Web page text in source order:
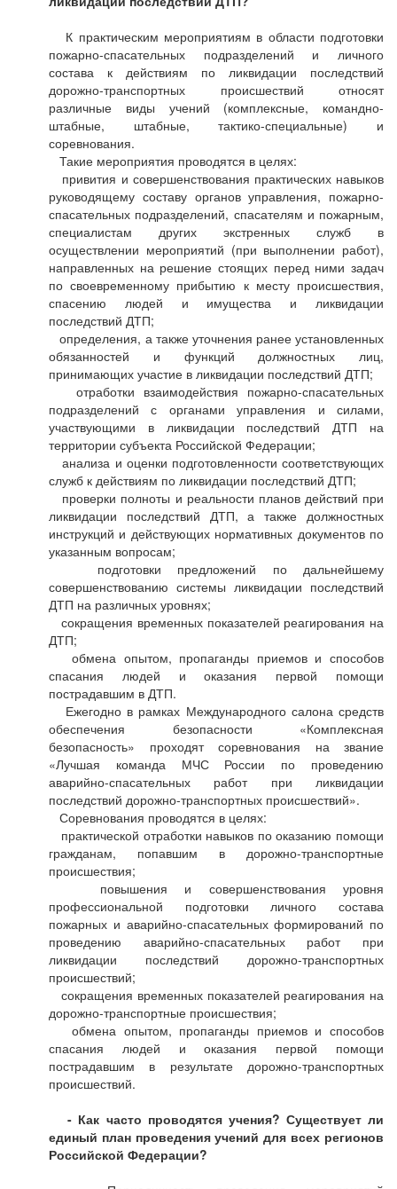
К практическим мероприятиям в области подготовки
пожарно-спасательных подразделений и личного
состава к действиям по ликвидации последствий
дорожно-транспортных происшествий относят
различные виды учений (комплексные, командно-
штабные, штабные, тактико-специальные) и
соревнования.
Такие мероприятия проводятся в целях:
привития и совершенствования практических навыков
руководящему составу органов управления, пожарно-
спасательных подразделений, спасателям и пожарным,
специалистам других экстренных служб в
осуществлении мероприятий (при выполнении работ),
направленных на решение стоящих перед ними задач
по своевременному прибытию к месту происшествия,
спасению людей и имущества и ликвидации
последствий ДТП;
определения, а также уточнения ранее установленных
обязанностей и функций должностных лиц,
принимающих участие в ликвидации последствий ДТП;
отработки взаимодействия пожарно-спасательных
подразделений с органами управления и силами,
участвующими в ликвидации последствий ДТП на
территории субъекта Российской Федерации;
анализа и оценки подготовленности соответствующих
служб к действиям по ликвидации последствий ДТП;
проверки полноты и реальности планов действий при
ликвидации последствий ДТП, а также должностных
инструкций и действующих нормативных документов по
указанным вопросам;
подготовки предложений по дальнейшему
совершенствованию системы ликвидации последствий
ДТП на различных уровнях;
сокращения временных показателей реагирования на
ДТП;
обмена опытом, пропаганды приемов и способов
спасания людей и оказания первой помощи
пострадавшим в ДТП.
Ежегодно в рамках Международного салона средств
обеспечения безопасности «Комплексная
безопасность» проходят соревнования на звание
«Лучшая команда МЧС России по проведению
аварийно-спасательных работ при ликвидации
последствий дорожно-транспортных происшествий».
Соревнования проводятся в целях:
практической отработки навыков по оказанию помощи
гражданам, попавшим в дорожно-транспортные
происшествия;
повышения и совершенствования уровня
профессиональной подготовки личного состава
пожарных и аварийно-спасательных формирований по
проведению аварийно-спасательных работ при
ликвидации последствий дорожно-транспортных
происшествий;
сокращения временных показателей реагирования на
дорожно-транспортные происшествия;
обмена опытом, пропаганды приемов и способов
спасания людей и оказания первой помощи
пострадавшим в результате дорожно-транспортных
происшествий.
- Как часто проводятся учения? Существует ли
единый план проведения учений для всех регионов
Российской Федерации?